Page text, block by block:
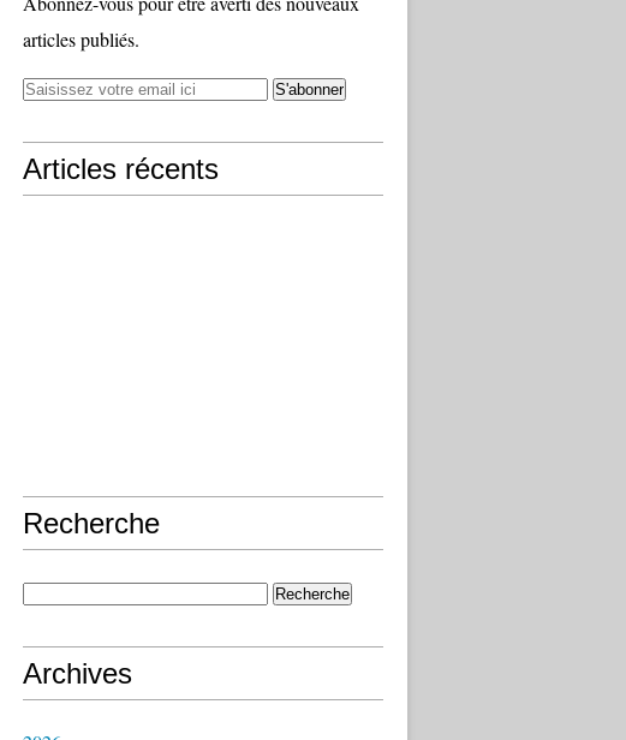
articles publiés.
Articles récents
Recherche
Archives